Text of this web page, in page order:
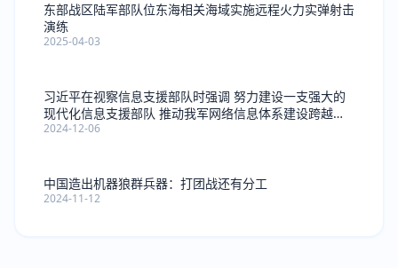
东部战区陆军部队位东海相关海域实施远程火力实弹射击
演练
2025-04-03
习近平在视察信息支援部队时强调 努力建设一支强大的
现代化信息支援部队 推动我军网络信息体系建设跨越发
展
2024-12-06
中国造出机器狼群兵器：打团战还有分工
2024-11-12